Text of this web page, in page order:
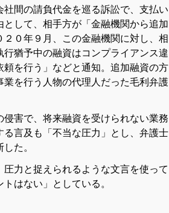
間の請負代金を巡る訴訟で、支払い
して、相手方が「金融機関から追加
０年９月、この金融機関に対し、相
猶予中の融資はコンプライアンス違
を行う」などと通知。追加融資の方
を行う人物の代理人だった毛利弁護
害で、将来融資を受けられない業務
言及も「不当な圧力」とし、弁護士
た。
力と捉えられるような文言を使って
はない」としている。